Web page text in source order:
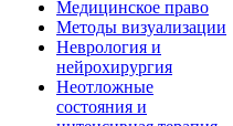
Медицинское право
Методы визуализации
Неврология и
нейрохирургия
Неотложные
состояния и